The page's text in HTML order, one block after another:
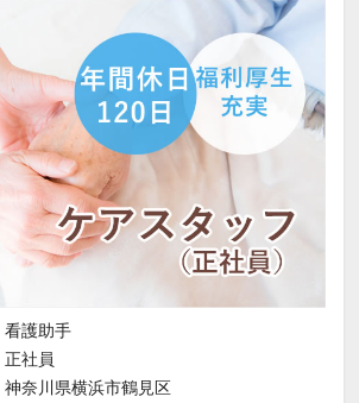
看護助手
正社員
神奈川県横浜市鶴見区